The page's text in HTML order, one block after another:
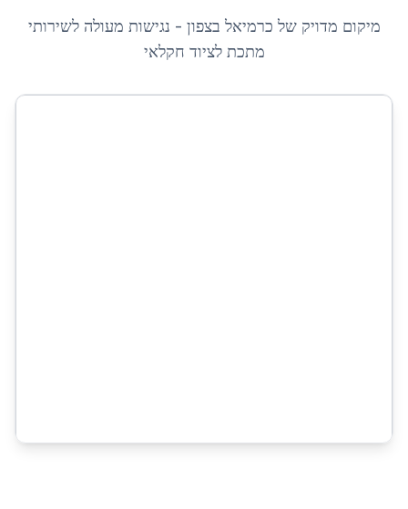
מיקום מדויק של כרמיאל בצפון - נגישות מעולה לשירותי
מתכת לציוד חקלאי